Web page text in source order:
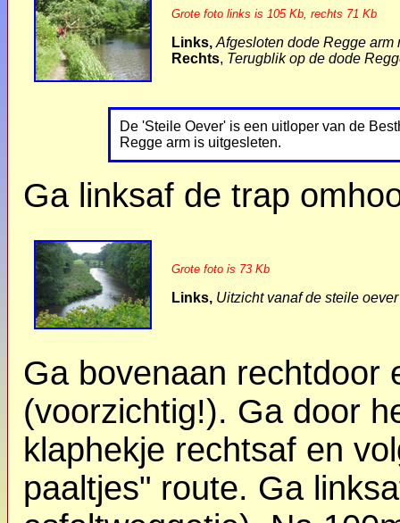
Grote foto links is 105 Kb, rechts 71 Kb
Links, Afgesloten dode Regge arm
Rechts, Terugblik op de dode
De 'Steile Oever' is een uitloper van de
Regge arm is uitgesleten.
Ga linksaf de trap
Grote foto is 73 Kb
Links, Uitzicht vanaf de steile
Ga bovenaan rechtdoor
(voorzichtig!). Ga door
klaphekje rechtsaf en
paaltjes" route. Ga